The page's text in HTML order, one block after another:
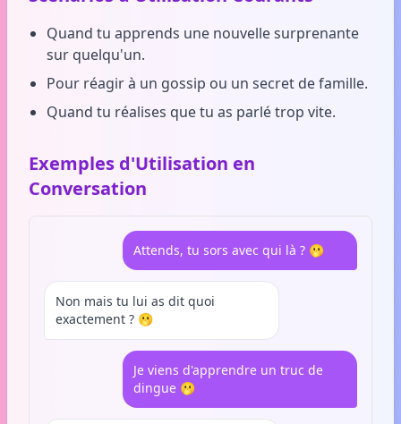
Quand tu apprends une nouvelle surprenante
sur quelqu'un.
Pour réagir à un gossip ou un secret de famille.
Quand tu réalises que tu as parlé trop vite.
Exemples d'Utilisation en
Conversation
Attends, tu sors avec qui là ? 🫢
Non mais tu lui as dit quoi
exactement ? 🫢
Je viens d'apprendre un truc de
dingue 🫢